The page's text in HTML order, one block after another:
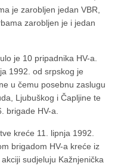
je zarobljen jedan VBR,
zarobljen je i jedan
je 10 pripadnika HV-a.
1992. od srpskog je
u čemu posebnu zaslugu
Ljubuškog i Čapljine te
brigade HV-a.
kreće 11. lipnja 1992.
brigadom HV-a kreće iz
sudjeluju Kažnjenička